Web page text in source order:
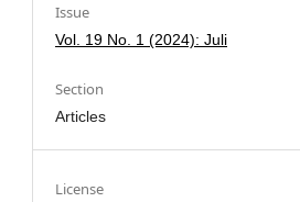
Issue
Vol. 19 No. 1 (2024): Juli
Section
Articles
License